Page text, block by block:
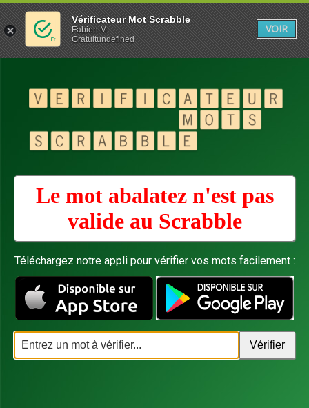
Le mot abalatez n'est pas
valide au Scrabble
Téléchargez notre appli pour vérifier vos mots facilement :
Vérificateur Mot Scrabble
Fabien M
Gratuitundefined
VOIR